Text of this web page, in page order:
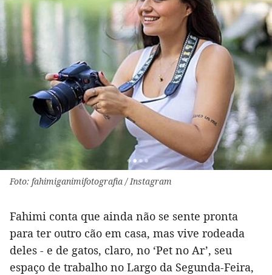
Foto: fahimiganimifotografia / Instagram
Fahimi conta que ainda não se sente pronta
para ter outro cão em casa, mas vive rodeada
deles - e de gatos, claro, no ‘Pet no Ar’, seu
espaço de trabalho no Largo da Segunda-Feira,